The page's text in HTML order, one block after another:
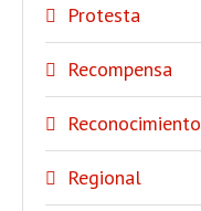
Protesta
Recompensa
Reconocimiento
Regional